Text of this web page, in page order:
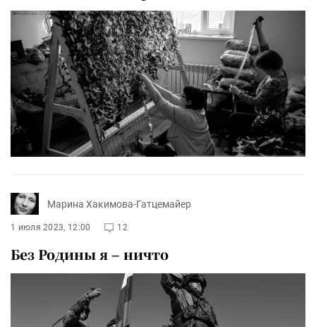
Марина Хакимова-Гатцемайер
1 июля 2023, 12:00 12
Без Родины я – ничто